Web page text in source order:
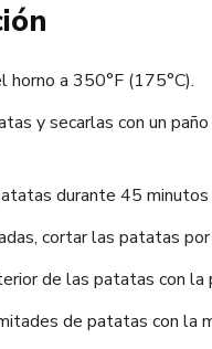
horno a 350°F (175°C).
y secarlas con un
durante 45
cortar las patatas
de las patatas con la
de patatas con la